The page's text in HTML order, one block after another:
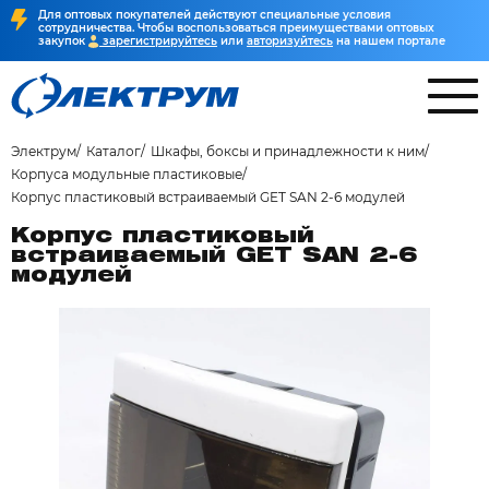
Для оптовых покупателей действуют специальные условия
сотрудничества. Чтобы воспользоваться преимуществами оптовых
закупок
зарегистрируйтесь или авторизуйтесь на нашем портале
Электрум Каталог
Шкафы, боксы и принадлежности к ним
Корпуса модульные пластиковые
Корпус пластиковый встраиваемый GET SAN 2-6 модулей
Корпус пластиковый
встраиваемый GET SAN 2-6
модулей